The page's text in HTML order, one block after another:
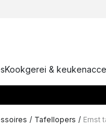
Kookgerei &
/ Tafellopers / Ernst